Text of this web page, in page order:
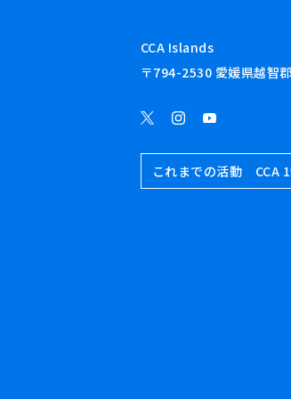
CCA Islands
〒794-2530 愛媛県越智
これまでの活動 CCA